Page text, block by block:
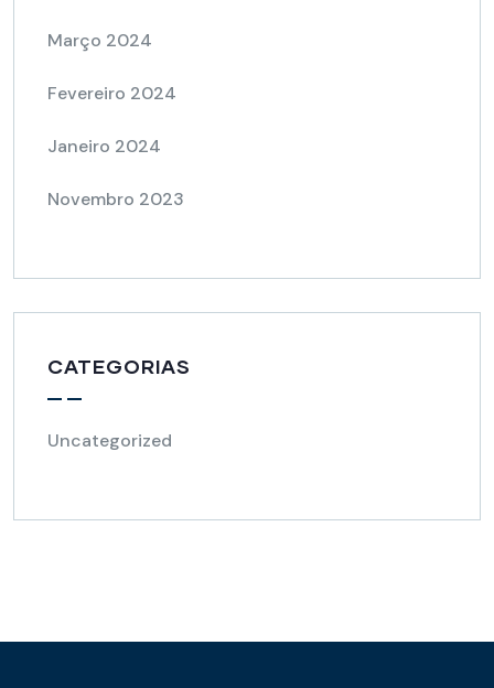
Março 2024
Fevereiro 2024
Janeiro 2024
Novembro 2023
CATEGORIAS
Uncategorized